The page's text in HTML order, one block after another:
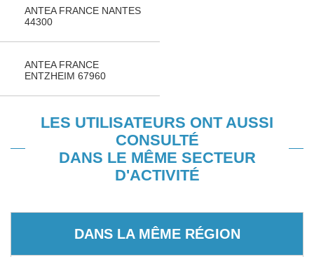
ANTEA FRANCE NANTES
44300
ANTEA FRANCE
ENTZHEIM 67960
LES UTILISATEURS ONT AUSSI
CONSULTÉ
DANS LE MÊME SECTEUR
D'ACTIVITÉ
DANS LA MÊME RÉGION